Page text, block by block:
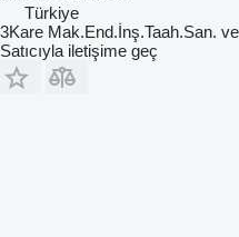
Türkiye
3Kare Mak.End.İnş.Taah.San.
Satıcıyla iletişime geç